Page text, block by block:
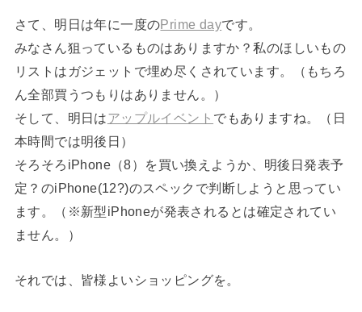
さて、明日は年に一度のPrime dayです。
みなさん狙っているものはありますか？私のほしいもの
リストはガジェットで埋め尽くされています。（もちろ
ん全部買うつもりはありません。）
そして、明日はアップルイベント でもありますね。（日
本時間では明後日）
そろそろiPhone（8）を買い換えようか、明後日発表予
定？のiPhone(12?)のスペックで判断しようと思ってい
ます。（※新型iPhoneが発表されるとは確定されてい
ません。）
それでは、皆様よいショッピングを。